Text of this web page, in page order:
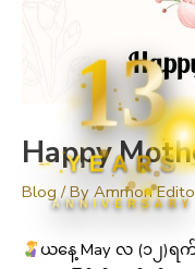
13
YEARS
ANNIVERSARY
Happy
Blog / By Ammon
ယနေ့ May လ (၁၂)ရ